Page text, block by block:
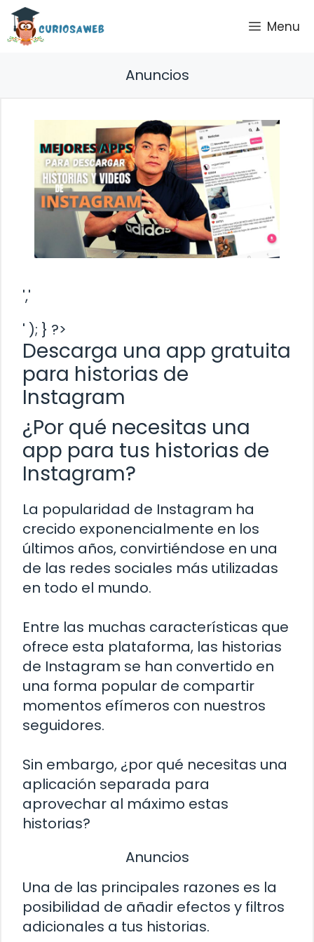
Saltar
contenido
Menu
Anuncios
','
' ); } ?>
Descarga una app gratuita
para historias de
Instagram
¿Por qué necesitas una
app para tus historias de
Instagram?
La popularidad de Instagram ha
crecido exponencialmente en los
últimos años, convirtiéndose en una
de las redes sociales más utilizadas
en todo el mundo.
Entre las muchas características que
ofrece esta plataforma, las historias
de Instagram se han convertido en
una forma popular de compartir
momentos efímeros con nuestros
seguidores.
Sin embargo, ¿por qué necesitas una
aplicación separada para
aprovechar al máximo estas
historias?
Anuncios
Una de las principales razones es la
posibilidad de añadir efectos y filtros
adicionales a tus historias.